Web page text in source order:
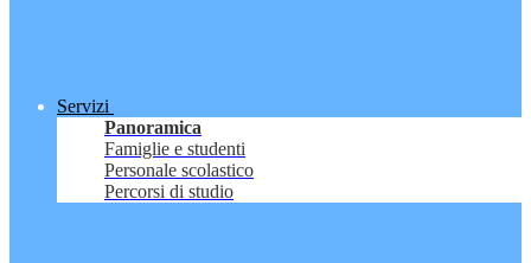
Servizi
Panoramica
Famiglie e studenti
Personale scolastico
Percorsi di studio